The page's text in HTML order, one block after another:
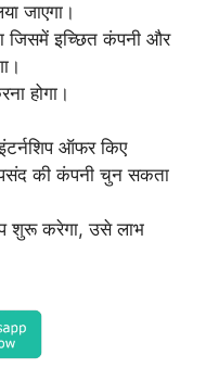
जाएगा।
जिसमें इच्छित कंपनी और
होगा।
ऑफर किए
पसंद की कंपनी चुन सकता
शुरू करेगा, उसे लाभ